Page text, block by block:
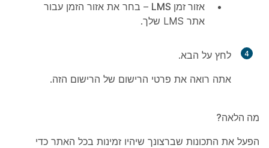
אזור זמן LMS
– בחר את אזור הזמן עבור
אתר LMS שלך.
4 לחץ על הבא.
אתה רואה את פרטי הרישום של הרישום הזה.
מה הלאה?
הפעל את התכונות שברצונך שיהיו זמינות בכל האתר כדי